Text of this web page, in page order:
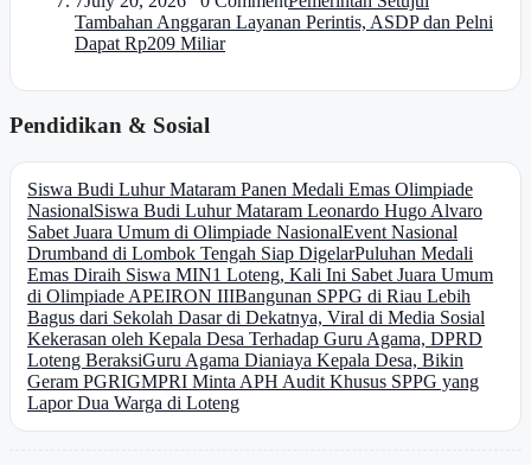
Tambahan Anggaran Layanan Perintis, ASDP dan Pelni
Dapat Rp209 Miliar
Pendidikan & Sosial
Siswa Budi Luhur Mataram Panen Medali Emas Olimpiade
NasionalSiswa Budi Luhur Mataram Leonardo Hugo Alvaro
Sabet Juara Umum di Olimpiade NasionalEvent Nasional
Drumband di Lombok Tengah Siap DigelarPuluhan Medali
Emas Diraih Siswa MIN1 Loteng, Kali Ini Sabet Juara Umum
di Olimpiade APEIRON IIIBangunan SPPG di Riau Lebih
Bagus dari Sekolah Dasar di Dekatnya, Viral di Media Sosial
Kekerasan oleh Kepala Desa Terhadap Guru Agama, DPRD
Loteng BeraksiGuru Agama Dianiaya Kepala Desa, Bikin
Geram PGRIGMPRI Minta APH Audit Khusus SPPG yang
Lapor Dua Warga di Loteng